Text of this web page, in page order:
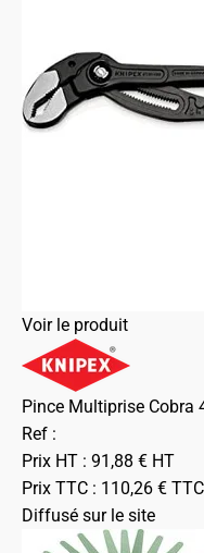
Voir le produit
Pince Multiprise Cobra
Ref :
Prix HT : 91,88 € HT
Prix TTC : 110,26 € TTC
Diffusé sur le site